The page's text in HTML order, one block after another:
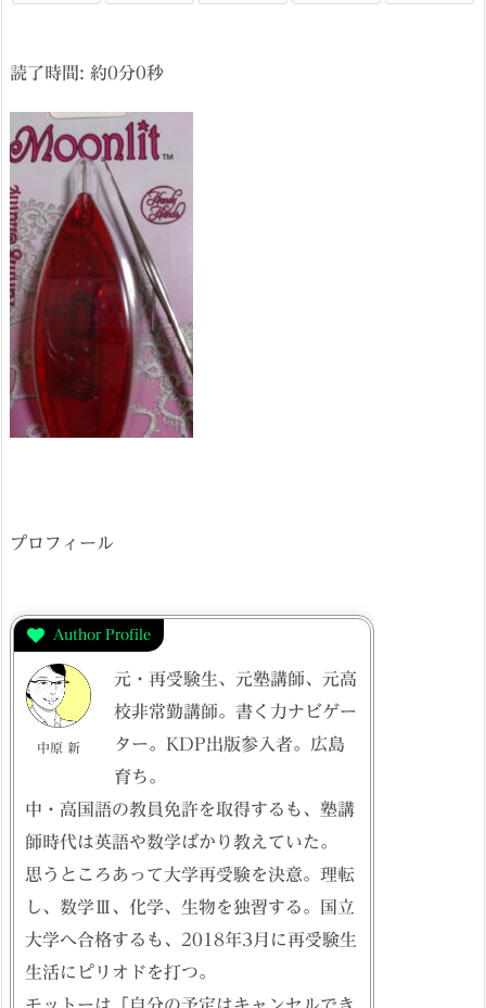
読了時間: 約0分0秒
プロフィール
Author Profile
中原 新
元・再受験生、元塾講師、元高
校非常勤講師。書く力ナビゲー
ター。KDP出版参入者。広島
育ち。
中・高国語の教員免許を取得するも、塾講
師時代は英語や数学ばかり教えていた。
思うところあって大学再受験を決意。理転
し、数学Ⅲ、化学、生物を独習する。国立
大学へ合格するも、2018年3月に再受験生
生活にピリオドを打つ。
モットーは「自分の予定はキャンセルでき